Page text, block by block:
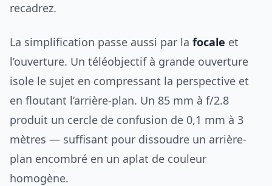
recadrez.
La simplification passe aussi par la focale et
l’ouverture. Un téléobjectif à grande ouverture
isole le sujet en compressant la perspective et
en floutant l’arrière-plan. Un 85 mm à f/2.8
produit un cercle de confusion de 0,1 mm à 3
mètres — suffisant pour dissoudre un arrière-
plan encombré en un aplat de couleur
homogène.